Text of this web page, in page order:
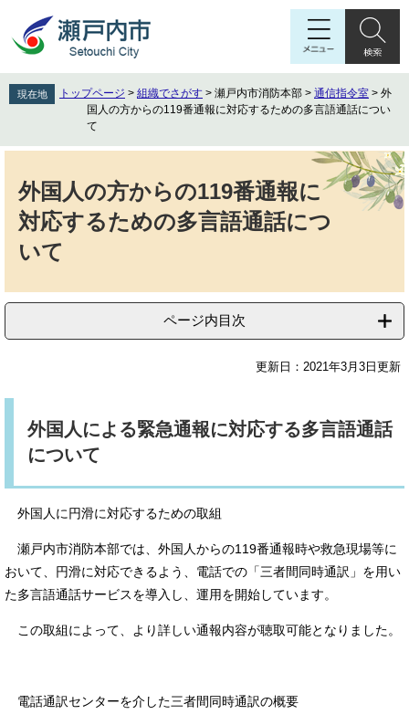
先
頭
す
を
飛
し
現在地 トップページ > 組織でさがす > 瀬戸内市消防本部 > 通信指令室 > 外
国人の方からの119番通報に対応するための多言語通話につい
て
外国人の方からの119番通報に
対応するための多言語通話につ
いて
ページ内目次
更新日：2021年3月3日更新
外国人による緊急通報に対応する多言語通話
について
外国人に円滑に対応するための取組
瀬戸内市消防本部では、外国人からの119番通報時や救急現場等に
おいて、円滑に対応できるよう、電話での「三者間同時通訳」を用い
た多言語通話サービスを導入し、運用を開始しています。
この取組によって、より詳しい通報内容が聴取可能となりました。
電話通訳センターを介した三者間同時通訳の概要